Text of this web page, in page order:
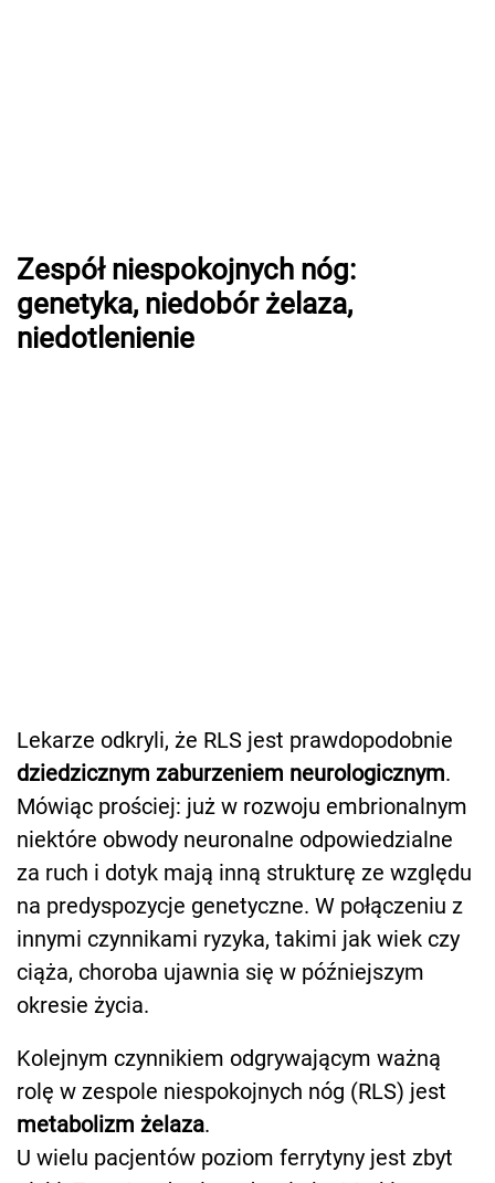
Zespół niespokojnych nóg:
genetyka, niedobór żelaza,
niedotlenienie
Lekarze odkryli, że RLS jest prawdopodobnie
dziedzicznym zaburzeniem neurologicznym.
Mówiąc prościej: już w rozwoju embrionalnym
niektóre obwody neuronalne odpowiedzialne
za ruch i dotyk mają inną strukturę ze względu
na predyspozycje genetyczne. W połączeniu z
innymi czynnikami ryzyka, takimi jak wiek czy
ciąża, choroba ujawnia się w późniejszym
okresie życia.
Kolejnym czynnikiem odgrywającym ważną
rolę w zespole niespokojnych nóg (RLS) jest
metabolizm żelaza.
U wielu pacjentów poziom ferrytyny jest zbyt